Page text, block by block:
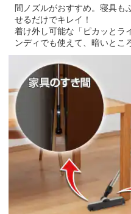
間ノズルがおすすめ。寝具も
せるだけでキレイ！
着け外し可能な「ピカッとラ
ンディでも使えて、暗いとこ